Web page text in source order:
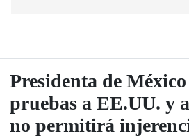
Presidenta de
pruebas a EE.UU. y
no permitirá